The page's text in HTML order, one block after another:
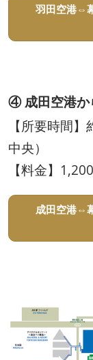
羽田空港⇔
④ 成田空港か
【所要時間
中央）
【料金】
成田空港⇔